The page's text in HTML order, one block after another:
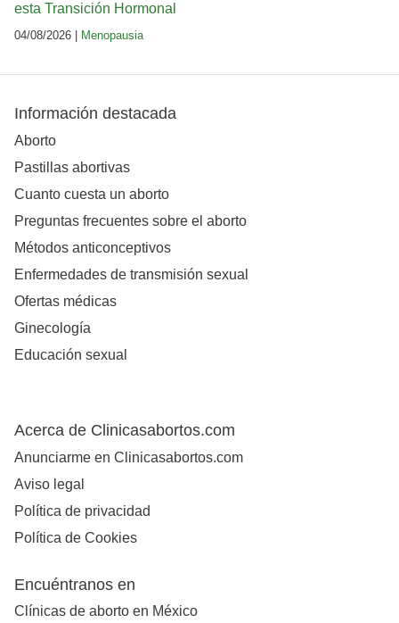
esta Transición Hormonal
04/08/2026 | Menopausia
Información destacada
Aborto
Pastillas abortivas
Cuanto cuesta un aborto
Preguntas frecuentes sobre el aborto
Métodos anticonceptivos
Enfermedades de transmisión sexual
Ofertas médicas
Ginecología
Educación sexual
Acerca de Clinicasabortos.com
Anunciarme en Clinicasabortos.com
Aviso legal
Política de privacidad
Política de Cookies
Encuéntranos en
Clínicas de aborto en México